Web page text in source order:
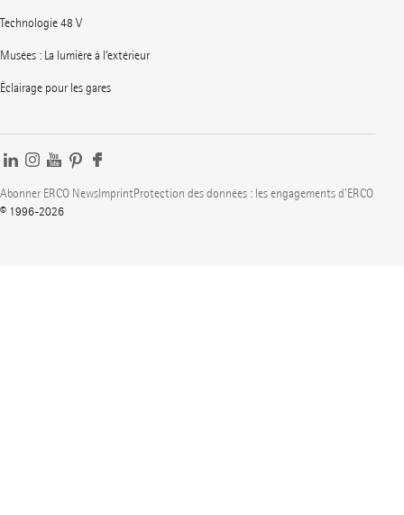
Technologie 48 V
Musées : La lumière à l’extérieur
Éclairage pour les gares
Abonner ERCO NewsImprintProtection des données : les engagements d'ERCO
© 1996-2026